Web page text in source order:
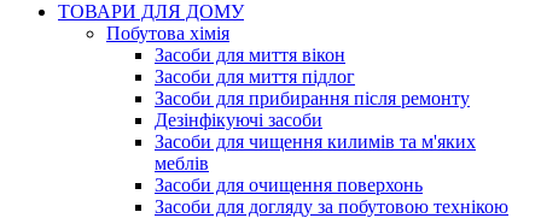
ТОВАРИ ДЛЯ ДОМУ
Побутова хімія
Засоби для миття вікон
Засоби для миття підлог
Засоби для прибирання після ремонту
Дезінфікуючі засоби
Засоби для чищення килимів та м'яких
меблів
Засоби для очищення поверхонь
Засоби для догляду за побутовою технікою